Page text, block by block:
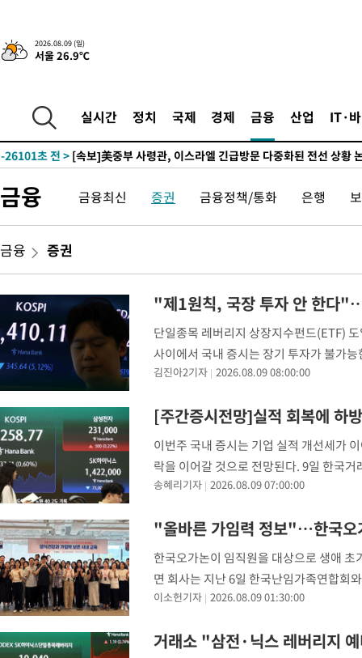
2026.08.09 (일)
서울 26.9℃
실시간 정치 국제 경제 금융 산업 IT·
-31775초 전 >
튀르키예 외무장관, "메카 3국 방위협정은 이란이 목표 아냐 "
-28983초 전 >
부상
-26101초 전 > [속보]美중부 사령관, 이스라엘 긴급방문 다중화된 전선 상황
보, 언론 누출”
-24134초 전 >
‘축구의 신’ 아르헨티나 축구 선수 메시의 부친 지병 별세
-24109초 전 >“美 이란전 무기 소진…북한과 분쟁시 주한 미군 취약해질 수
-31775초 전 >튀르키예 외무장관, "메카 3국 방위협정은 이란이 목표 아냐 "
-26101초 전 >[속보]美중부 사령관, 이스라엘 긴급방문 다중화된 전선 상황
-24165초 전 >美 국방부, 켄달 전 공군장관 보안허가 취소…“에어포스원 기
보, 언론 누출”
-24134초 전 > ‘축구의 신’ 아르헨티나 축구 선수 메시의 부친 지병 별세
-24109초 전 > “美 이란전 무기 소진…북한과 분쟁시 주한 미군 취약해질 수
금융 금융최신 증권 금융정책/통화 은행
금융 증권
"제1원칙, 국장 투자 안 한다
단일종목 레버리지 상장지수펀드(ETF)
사이에서 국내 증시는 장기 투자가 불가
투자 심리가 위축되면서, 주식시장을 떠
김진아2기자 2026.08.09 08:00:00
[주간증시전망]실적 회복에 하
이번주 국내 증시는 기업 실적 개선세가
락을 이어갈 것으로 전망된다. 9일 한국
를 마쳤다. 지수는 상승 개장하며 6300,
송혜리기자 2026.08.09 07:00:00
"올바른 가임력 정보"…한국오
한국오가논이 임직원을 대상으로 생애
면 회사는 지난 6일 한국난임가족연합회
학생 인턴을 대상으로 한 난임 예방 및 생
이소헌기자 2026.08.09 01:30:00
거래소 "삼전·닉스 레버리지